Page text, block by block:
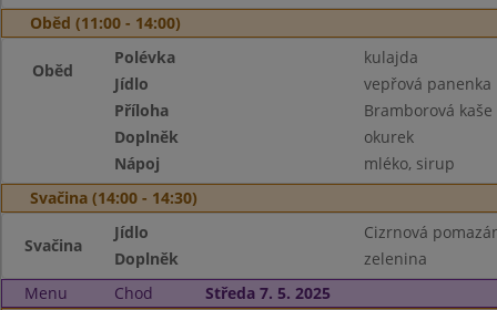
Oběd (11:00 - 14:00)
Oběd
Polévka
kulajda
Jídlo
vepřová panenka
Příloha
Bramborová kaše
Doplněk
okurek
Nápoj
mléko, sirup
Svačina (14:00 - 14:30)
Svačina
Jídlo
Cizrnová
Doplněk
zelenina
Menu
Chod
Středa 7. 5. 2025